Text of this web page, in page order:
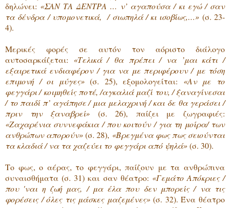
δηλώνει: «ΣΑΝ ΤΑ ΔΕΝΤΡΑ … ν’ αγαπούσα / κι εγώ / σαν
τα δένδρα / υπομονετικά, / σιωπηλά / κι ισοβίως,…» (σ. 23-
4).
Μερικές φορές σε αυτόν τον αόριστο διάλογο
αυτοσαρκάζεται: «Τελικά / θα πρέπει / να ’μαι κάτι /
εξαιρετικά ενδιαφέρον / για να με περιφέρουν / με τόση
επιμονή / οι μύγες»(σ. 25), εξομολογείται: «Αν με το
φεγγάρι / κοιμηθείς ποτέ, /αγκαλιά μαζί του, / ξαναγίνεσαι
/ το παιδί π’ αγάπησε / μια μελαχρινή / και δε θα γεράσει /
πριν την ξαναβρεί» (σ. 26), παίζει με ζωγραφιές:
«Ζαχαρένια συννεφάκια / που κοιτούν / για τη μοίρα/ των
ανθρώπων απορούν»(σ. 28), «Βρεγμένα φως πως σειούνται
τα κλαδιά / να τα χαζεύει το φεγγάρι από ψηλά»(σ. 30).
Το φως, ο αέρας, το φεγγάρι, παίζουν με τα ανθρώπινα
συναισθήματα (σ. 31) και σαν θέατρο: «Γεμάτο Απόκριες /
που 'ναι η ζωή μας, / μα έλα που δεν μπορείς / να τις
φορέσεις / όλες τις μάσκες μαζεμένες»(σ. 32). Ένα θέατρο